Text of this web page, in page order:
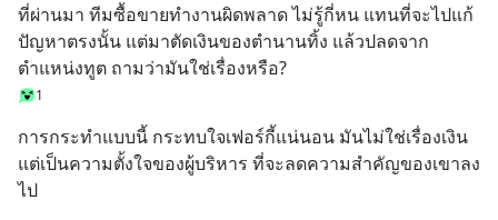
ที่ผ่านมา ทีมซื้อขายทำงานผิดพลาด ไม่รู้กี่หน แทนที่จะไปแก้
ปัญหาตรงนั้น แต่มาตัดเงินของตำนานทิ้ง แล้วปลดจาก
ตำแหน่งทูต ถามว่ามันใช่เรื่องหรือ?
1
การกระทำแบบนี้ กระทบใจเฟอร์กี้แน่นอน มันไม่ใช่เรื่องเงิน
แต่เป็นความตั้งใจของผู้บริหาร ที่จะลดความสำคัญของเขาลง
ไป